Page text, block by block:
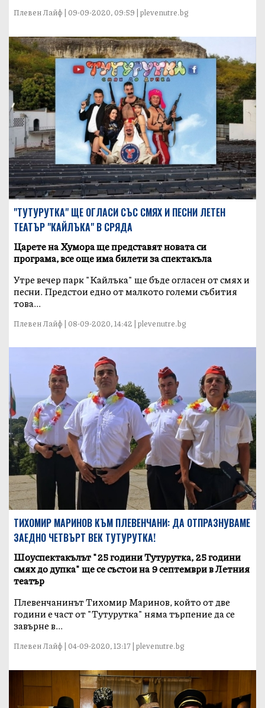
Плевен Лайф | 09-09-2020, 09:59 | plevenutre.bg
"ТУТУРУТКА" ЩЕ ОГЛАСИ СЪС СМЯХ И ПЕСНИ ЛЕТЕН
ТЕАТЪР "КАЙЛЪКА" В СРЯДА
Царете на Хумора ще представят новата си
програма, все още има билети за спектакъла
Утре вечер парк "Кайлъка" ще бъде огласен от смях и
песни. Предстои едно от малкото големи събития
това...
Плевен Лайф | 08-09-2020, 14:42 | plevenutre.bg
ТИХОМИР МАРИНОВ КЪМ ПЛЕВЕНЧАНИ: ДА ОТПРАЗНУВАМЕ
ЗАЕДНО ЧЕТВЪРТ ВЕК ТУТУРУТКА!
Шоуспектакълът "25 години Тутурутка, 25 години
смях до дупка" ще се състои на 9 септември в Летния
театър
Плевенчанинът Тихомир Маринов, който от две
години е част от "Тутурутка" няма търпение да се
завърне в...
Плевен Лайф | 04-09-2020, 13:17 | plevenutre.bg